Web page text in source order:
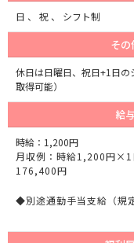
日 、 祝 、 シフト制
その
休日は日曜日、祝日+1日
取得可能）
給
時給：1,200円
月収例：時給1,200円
176,400円
◆別途通勤手当支給（規